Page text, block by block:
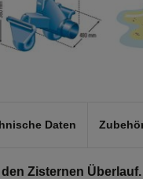
Daten
Zisternen Überlauf.